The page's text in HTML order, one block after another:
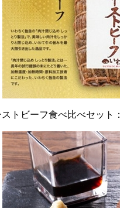
トビーフ食べ比べセット：